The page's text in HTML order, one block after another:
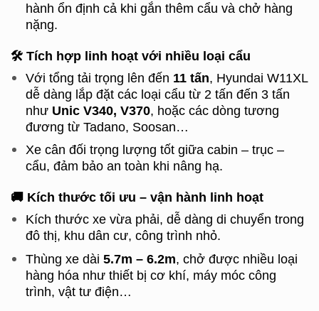
hành ổn định cả khi gắn thêm cẩu và chở hàng
nặng.
🛠 Tích hợp linh hoạt với nhiều loại cẩu
Với tổng tải trọng lên đến 11 tấn, Hyundai W11XL
dễ dàng lắp đặt các loại cẩu từ 2 tấn đến 3 tấn
như Unic V340, V370, hoặc các dòng tương
đương từ Tadano, Soosan…
Xe cân đối trọng lượng tốt giữa cabin – trục –
cẩu, đảm bảo an toàn khi nâng hạ.
🚚 Kích thước tối ưu – vận hành linh hoạt
Kích thước xe vừa phải, dễ dàng di chuyển trong
đô thị, khu dân cư, công trình nhỏ.
Thùng xe dài 5.7m – 6.2m, chở được nhiều loại
hàng hóa như thiết bị cơ khí, máy móc công
trình, vật tư điện…